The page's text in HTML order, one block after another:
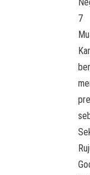
7